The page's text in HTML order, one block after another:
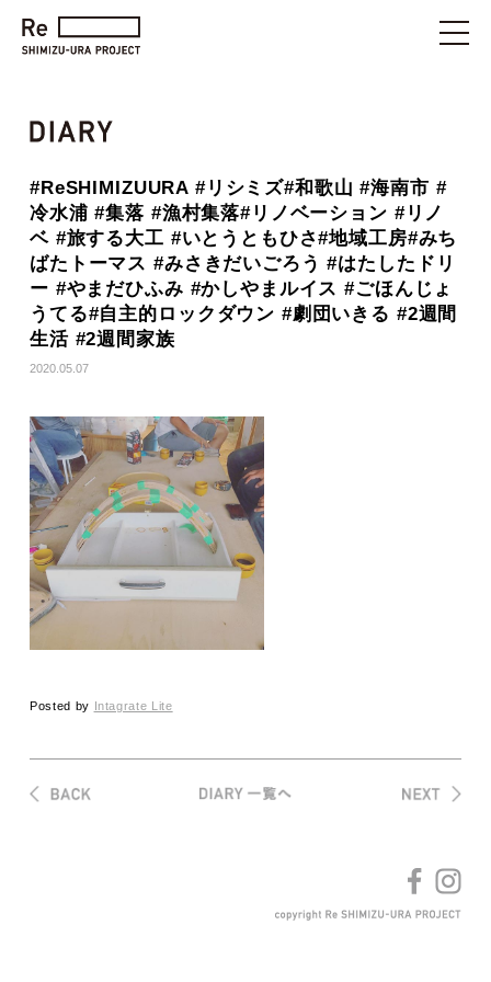
#ReSHIMIZUURA #リシミズ#和歌山 #海南市 #
冷水浦 #集落 #漁村集落#リノベーション #リノ
ベ #旅する大工 #いとうともひさ#地域工房#みち
ばたトーマス #みさきだいごろう #はたしたドリ
ー #やまだひふみ #かしやまルイス #ごほんじょ
うてる#自主的ロックダウン #劇団いきる #2週間
生活 #2週間家族
2020.05.07
Posted by Intagrate Lite